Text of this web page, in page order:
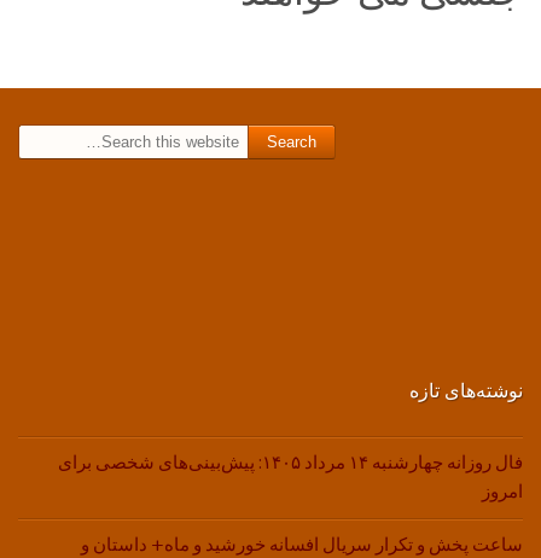
نوشته‌های تازه
فال روزانه چهارشنبه ۱۴ مرداد ۱۴۰۵: پیش‌بینی‌های شخصی برای
امروز
ساعت پخش و تکرار سریال افسانه خورشید و ماه+ داستان و